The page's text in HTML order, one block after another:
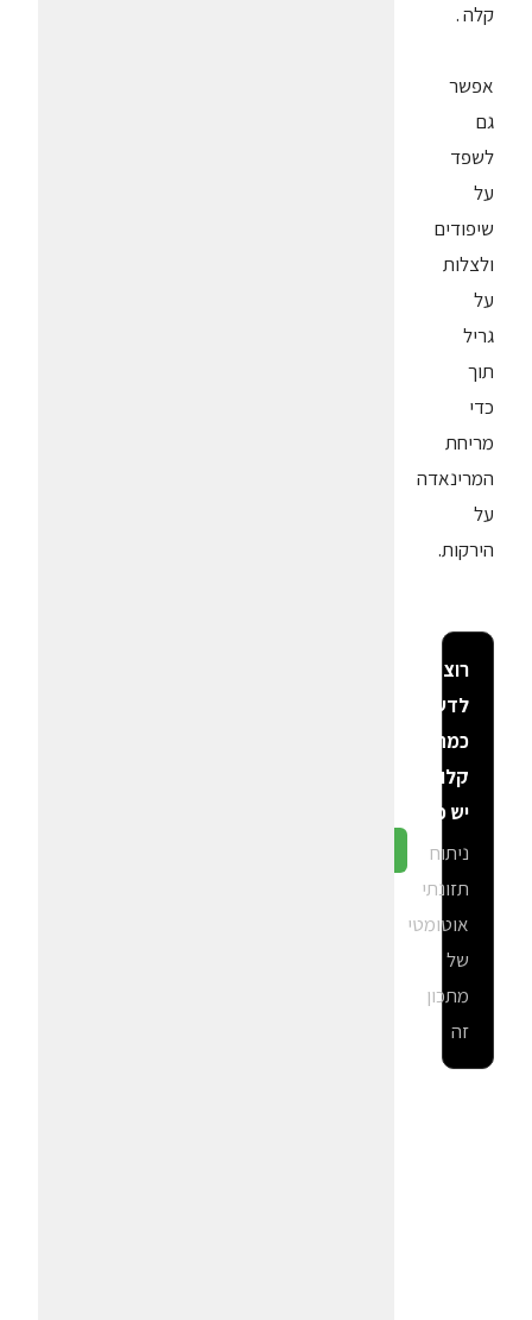
קלה .
אפשר
גם
לשפד
על
שיפודים
ולצלות
על
גריל
תוך
כדי
מריחת
המרינאדה
על
הירקות.
רוצה
לדעת
כמה
קלוריות
יש פה?
ניתוח
תזונתי
אוטומטי
של
מתכון
זה